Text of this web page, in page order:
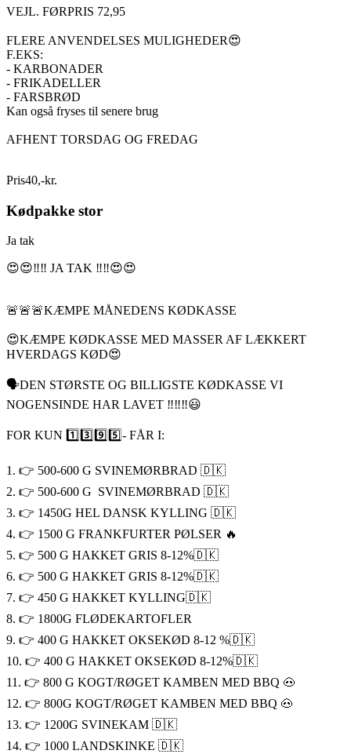
VEJL. FØRPRIS 72,95
FLERE ANVENDELSES MULIGHEDER😍
F.EKS:
- KARBONADER
- FRIKADELLER
- FARSBRØD
Kan også fryses til senere brug
AFHENT TORSDAG OG FREDAG
Pris40,-kr.
Kødpakke stor
Ja tak
😍😍‼️‼️ JA TAK ‼️‼️😍😍
🚨🚨🚨KÆMPE MÅNEDENS KØDKASSE
😍KÆMPE KØDKASSE MED MASSER AF LÆKKERT
HVERDAGS KØD😍
🗣DEN STØRSTE OG BILLIGSTE KØDKASSE VI
NOGENSINDE HAR LAVET ‼️‼️‼️😃
FOR KUN 1️⃣3️⃣9️⃣5️⃣- FÅR I:
1. 👉 500-600 G SVINEMØRBRAD 🇩🇰
2. 👉 500-600 G SVINEMØRBRAD 🇩🇰
3. 👉 1450G HEL DANSK KYLLING 🇩🇰
4. 👉 1500 G FRANKFURTER PØLSER 🔥
5. 👉 500 G HAKKET GRIS 8-12%🇩🇰
6. 👉 500 G HAKKET GRIS 8-12%🇩🇰
7. 👉 450 G HAKKET KYLLING🇩🇰
8. 👉 1800G FLØDEKARTOFLER
9. 👉 400 G HAKKET OKSEKØD 8-12 %🇩🇰
10. 👉 400 G HAKKET OKSEKØD 8-12%🇩🇰
11. 👉 800 G KOGT/RØGET KAMBEN MED BBQ 🐽
12. 👉 800G KOGT/RØGET KAMBEN MED BBQ 🐽
13. 👉 1200G SVINEKAM 🇩🇰
14. 👉 1000 LANDSKINKE 🇩🇰